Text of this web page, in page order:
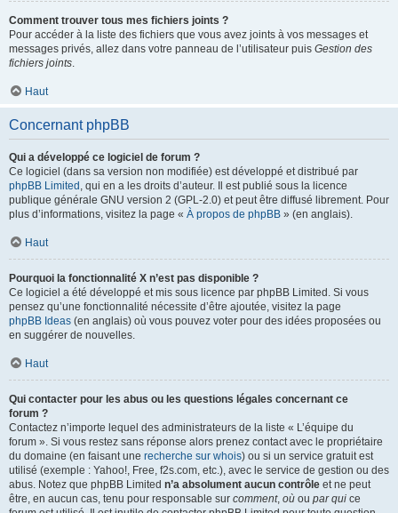
Comment trouver tous mes fichiers joints ?
Pour accéder à la liste des fichiers que vous avez joints à vos messages et
messages privés, allez dans votre panneau de l’utilisateur puis Gestion des
fichiers joints.
Haut
Concernant phpBB
Qui a développé ce logiciel de forum ?
Ce logiciel (dans sa version non modifiée) est développé et distribué par
phpBB Limited , qui en a les droits d’auteur. Il est publié sous la licence
publique générale GNU version 2 (GPL-2.0) et peut être diffusé librement. Pour
plus d’informations, visitez la page « À propos de phpBB » (en anglais).
Haut
Pourquoi la fonctionnalité X n’est pas disponible ?
Ce logiciel a été développé et mis sous licence par phpBB Limited. Si vous
pensez qu’une fonctionnalité nécessite d’être ajoutée, visitez la page
phpBB Ideas (en anglais) où vous pouvez voter pour des idées proposées ou
en suggérer de nouvelles.
Haut
Qui contacter pour les abus ou les questions légales concernant ce
forum ?
Contactez n’importe lequel des administrateurs de la liste « L’équipe du
forum ». Si vous restez sans réponse alors prenez contact avec le propriétaire
du domaine (en faisant une recherche sur whois) ou si un service gratuit est
utilisé (exemple : Yahoo!, Free, f2s.com, etc.), avec le service de gestion ou des
abus. Notez que phpBB Limited n’a absolument aucun contrôle et ne peut
être, en aucun cas, tenu pour responsable sur comment, où ou par qui ce